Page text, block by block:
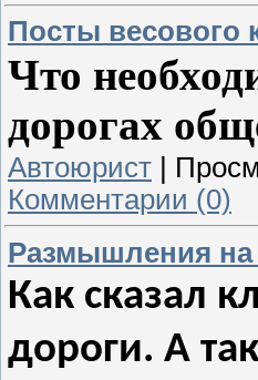
Посты весового
Что
дорогах
Автоюрист
Комментарии (0)
Размышления на
Как сказал
дороги. А